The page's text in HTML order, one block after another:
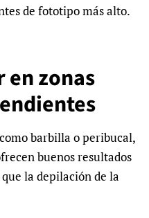
de fototipo más alto.
en zonas
barbilla o peribucal,
buenos resultados
la depilación de la